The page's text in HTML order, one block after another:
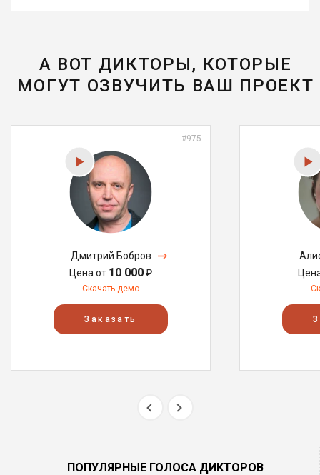
А ВОТ ДИКТОРЫ, КОТОРЫЕ
МОГУТ ОЗВУЧИТЬ ВАШ ПРОЕКТ
#975
Дмитрий Бобров
Цена от 10 000₽
Скачать демо
Заказать
ПОПУЛЯРНЫЕ ГОЛОСА ДИКТОРОВ